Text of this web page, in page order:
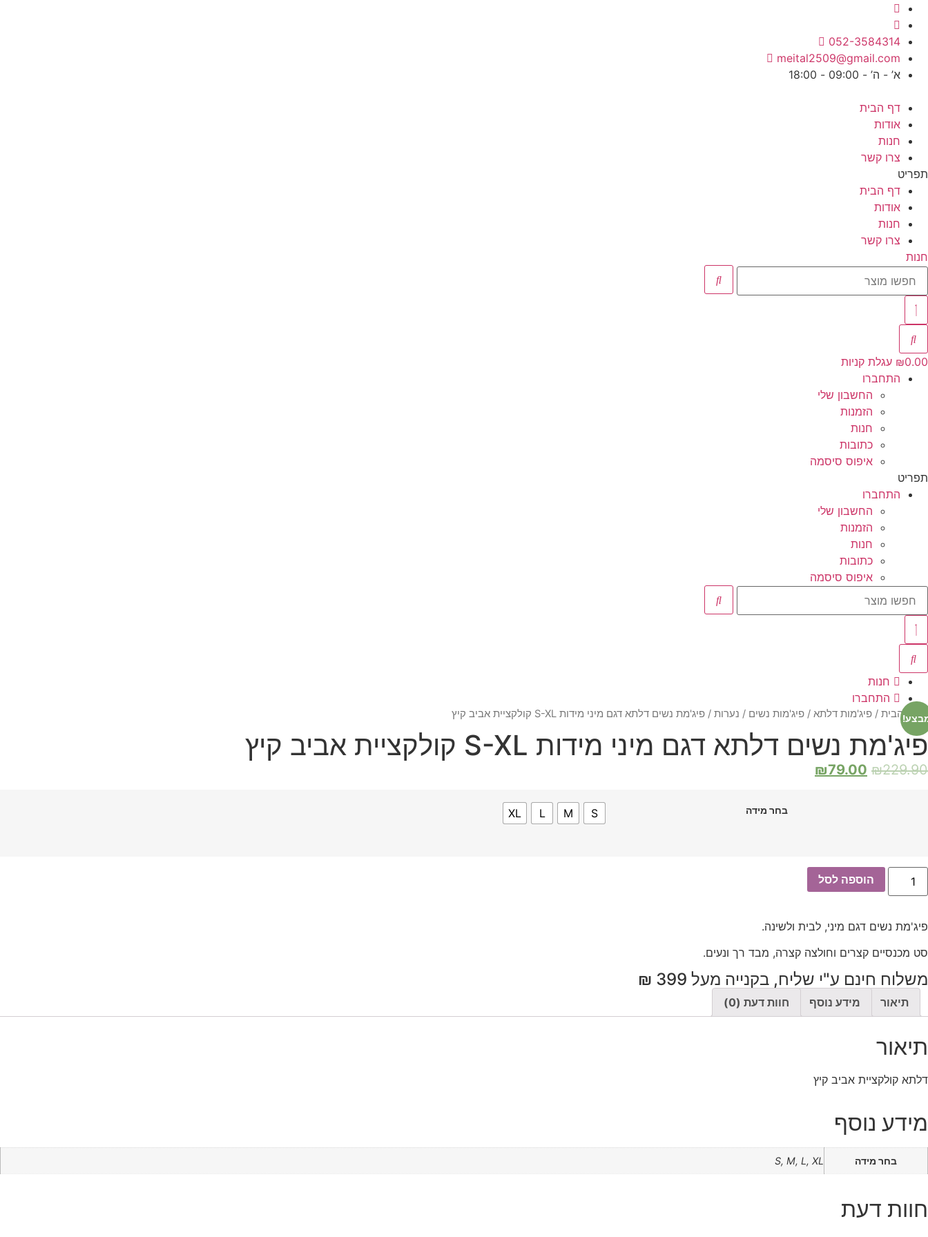
לתוכן
052-3584314
meital2509@gmail.com
א’ - ה’ - 09:00 - 18:00
דף הבית
אודות
חנות
צרו קשר
תפריט
דף הבית
אודות
חנות
צרו קשר
חנות
₪0.00
עגלת קניות
התחברו
החשבון שלי
הזמנות
חנות
כתובות
איפוס סיסמה
תפריט
התחברו
החשבון שלי
הזמנות
חנות
כתובות
איפוס סיסמה
חנות
התחברו
עמוד הבית / פיג'מות דלתא / פיג'מות נשים / נערות / פיג'מת נשים דלתא דגם מיני מידות S-XL קולקציית אביב קיץ
פיג'מת נשים דלתא דגם מיני מידות S-XL קולקציית אביב קיץ
₪229.90
₪79.00
בחר מידה S
M
L
XL
כמות
פיג'מת
דגם
מידות
S-
קולקציית
אביב
הוספה לסל
פיג'מת נשים דגם מיני, לבית ולשינה.
סט מכנסיים קצרים וחולצה קצרה, מבד רך ונעים.
משלוח חינם ע"י שליח, בקנייה מעל 399 ₪
תיאור מידע נוסף חוות דעת (0)
תיאור
דלתא קולקציית אביב קיץ
מידע נוסף
בחר מידה S, M, L, XL
חוות דעת